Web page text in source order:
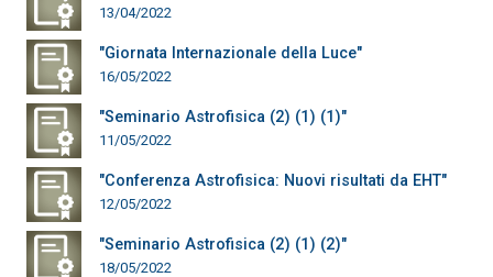
13/04/2022
"Giornata Internazionale della Luce"
16/05/2022
"Seminario Astrofisica (2) (1) (1)"
11/05/2022
"Conferenza Astrofisica: Nuovi risultati da EHT"
12/05/2022
"Seminario Astrofisica (2) (1) (2)"
18/05/2022